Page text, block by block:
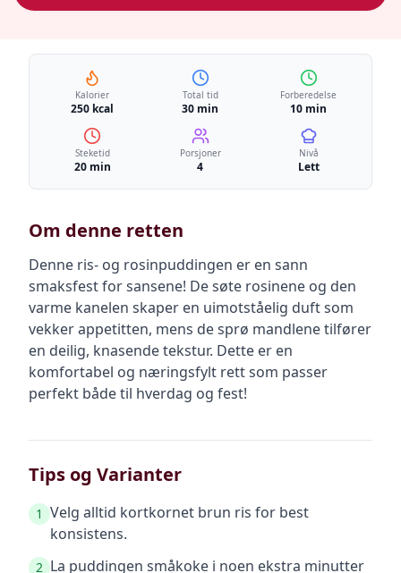
Kalorier
250 kcal
Total tid
30 min
Forberedelse
10 min
Steketid
20 min
Porsjoner
4
Nivå
Lett
Om denne retten
Denne ris- og rosinpuddingen er en sann
smaksfest for sansene! De søte rosinene og den
varme kanelen skaper en uimotståelig duft som
vekker appetitten, mens de sprø mandlene tilfører
en deilig, knasende tekstur. Dette er en
komfortabel og næringsfylt rett som passer
perfekt både til hverdag og fest!
Tips og Varianter
1 Velg alltid kortkornet brun ris for best
konsistens.
2 La puddingen småkoke i noen ekstra minutter